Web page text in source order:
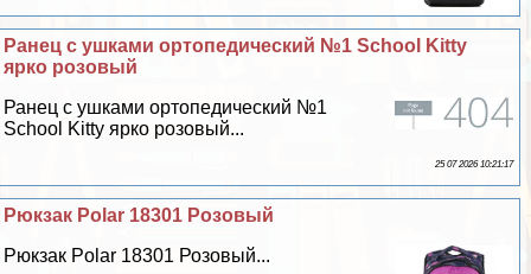
Ранец с ушками ортопедический №1 School Kitty
ярко розовый
Ранец с ушками ортопедический №1
School Kitty ярко розовый...
25 07 2026 10:21:17
Рюкзак Polar 18301 Розовый
Рюкзак Polar 18301 Розовый...